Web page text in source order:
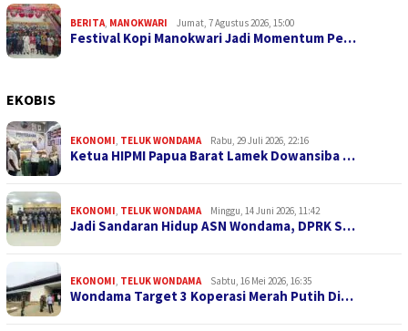
BERITA MANOKWARI Jumat, 7 Agustus 2026, 15:00
Festival Kopi Manokwari Jadi Momentum Pe…
EKOBIS
EKONOMI TELUK WONDAMA Rabu, 29 Juli 2026, 22:16
Ketua HIPMI Papua Barat Lamek Dowansiba …
EKONOMI TELUK WONDAMA Minggu, 14 Juni 2026, 11:42
Jadi Sandaran Hidup ASN Wondama, DPRK S…
EKONOMI TELUK WONDAMA Sabtu, 16 Mei 2026, 16:35
Wondama Target 3 Koperasi Merah Putih Di…